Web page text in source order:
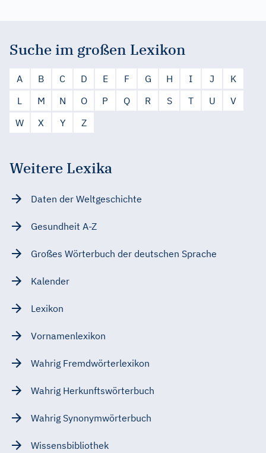
Suche im großen Lexikon
A B C D E F G H I J
K
L
M N O P Q R S T U
V
W
X Y Z
Weitere Lexika
Daten der Weltgeschichte
Gesundheit A-Z
Großes Wörterbuch der deutschen Sprache
Kalender
Lexikon
Vornamenlexikon
Wahrig Fremdwörterlexikon
Wahrig Herkunftswörterbuch
Wahrig Synonymwörterbuch
Wissensbibliothek